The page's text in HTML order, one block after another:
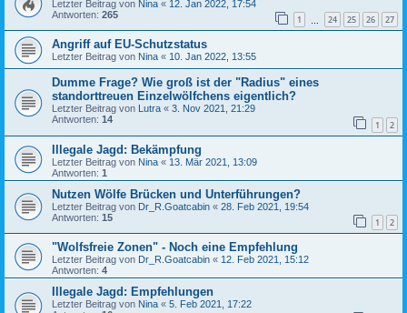
Letzter Beitrag von Nina « 12. Jan 2022, 17:54
Antworten: 265 1 24 25 26 27
Angriff auf EU-Schutzstatus
Letzter Beitrag von Nina « 10. Jan 2022, 13:55
Dumme Frage? Wie groß ist der "Radius" eines
standorttreuen Einzelwölfchens eigentlich?
Letzter Beitrag von Lutra « 3. Nov 2021, 21:29
Antworten: 14 1 2
Illegale Jagd: Bekämpfung
Letzter Beitrag von Nina « 13. Mär 2021, 13:09
Antworten: 1
Nutzen Wölfe Brücken und Unterführungen?
Letzter Beitrag von Dr_R.Goatcabin « 28. Feb 2021, 19:54
Antworten: 15 1 2
"Wolfsfreie Zonen" - Noch eine Empfehlung
Letzter Beitrag von Dr_R.Goatcabin « 12. Feb 2021, 15:12
Antworten: 4
Illegale Jagd: Empfehlungen
Letzter Beitrag von Nina « 5. Feb 2021, 17:22